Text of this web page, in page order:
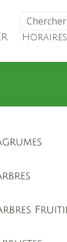
Horaires